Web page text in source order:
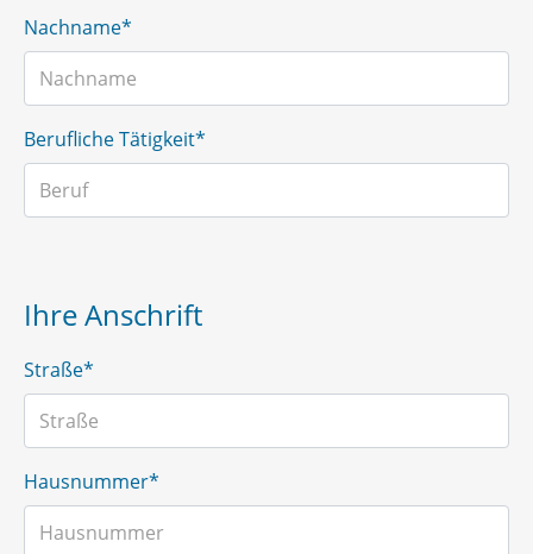
Nachname*
Berufliche Tätigkeit*
Ihre Anschrift
Straße*
Hausnummer*